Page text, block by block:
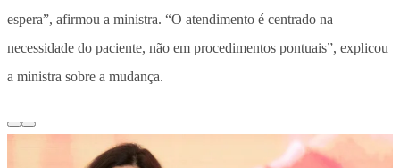
espera”, afirmou a ministra. “O atendimento é centrado na
necessidade do paciente, não em procedimentos pontuais”, explicou
a ministra sobre a mudança.